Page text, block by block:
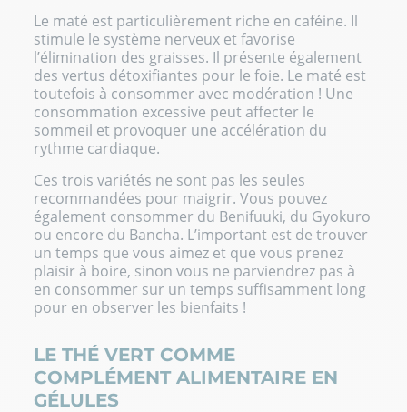
Le maté est particulièrement riche en caféine. Il
stimule le système nerveux et favorise
l’élimination des graisses. Il présente également
des vertus détoxifiantes pour le foie. Le maté est
toutefois à consommer avec modération ! Une
consommation excessive peut affecter le
sommeil et provoquer une accélération du
rythme cardiaque.
Ces trois variétés ne sont pas les seules
recommandées pour maigrir. Vous pouvez
également consommer du Benifuuki, du Gyokuro
ou encore du Bancha. L’important est de trouver
un temps que vous aimez et que vous prenez
plaisir à boire, sinon vous ne parviendrez pas à
en consommer sur un temps suffisamment long
pour en observer les bienfaits !
LE THÉ VERT COMME
COMPLÉMENT ALIMENTAIRE EN
GÉLULES